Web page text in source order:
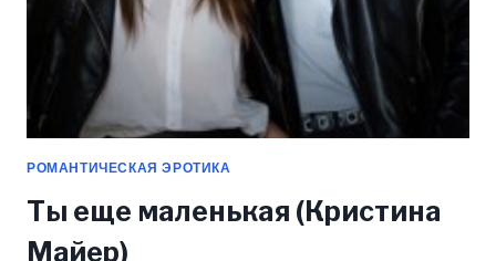
РОМАНТИЧЕСКАЯ ЭРОТИКА
Ты еще маленькая (Кристина
Майер)